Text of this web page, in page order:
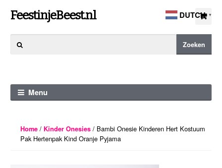
Ga
naar
navigatie
Ga
naar
de
FeestinjeBeest.nl
naar:
Zoeken
Menu
Home/ Kinder Onesies/ Bambi Onesie Kinderen Hert Kostuum
Pak Hertenpak Kind Oranje Pyjama
DUTCH ▼